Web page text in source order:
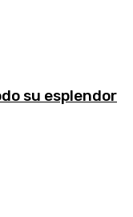
su esplendor